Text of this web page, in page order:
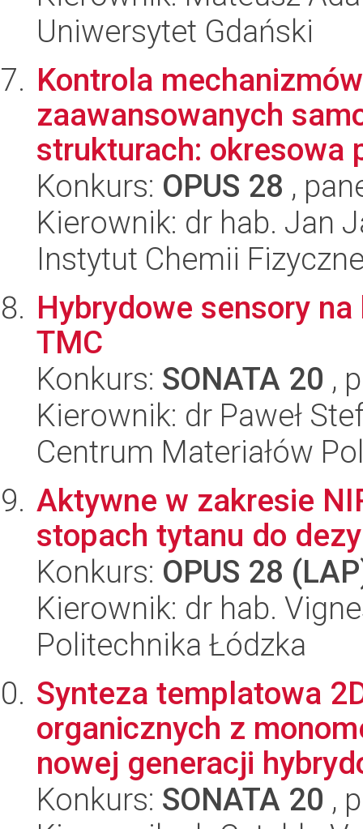
Uniwersytet Gdański
Kontrola
zaawansowanych
strukturach: okresowa
Konkurs: OPUS 28 ,
Kierownik: dr hab. Jan
Instytut Chemii
Hybrydowe sensory
TMC
Konkurs: SONATA 20 ,
Kierownik: dr Paweł
Centrum Materiałów
Aktywne w zakresie
stopach tytanu do
Konkurs: OPUS 28
Kierownik: dr hab.
Politechnika Łódzka
Synteza templatowa
organicznych z
nowej generacji
Konkurs: SONATA 20 ,